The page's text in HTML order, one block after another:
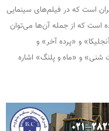
است که در فیلم‌های سینمایی
است که از جمله‌ آن‌ها می‌توان
و «پرده آخر» و
شنی» و «ماه و پلنگ» اشاره